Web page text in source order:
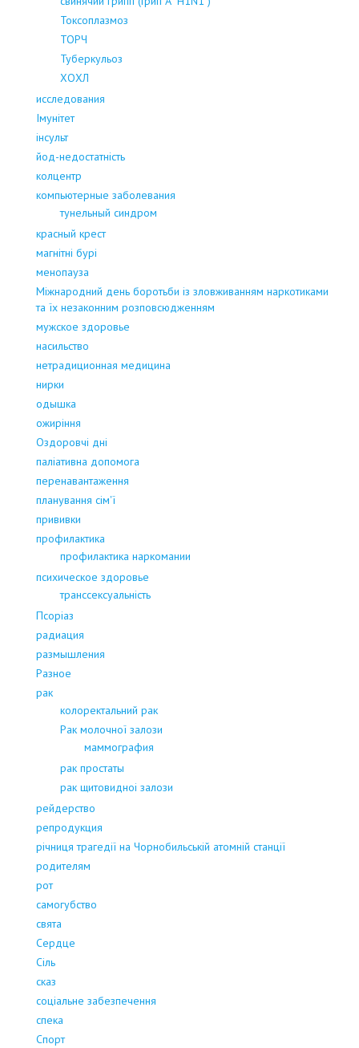
Токсоплазмоз
ТОРЧ
Туберкульоз
ХОХЛ
исследования
Імунітет
інсульт
йод-недостатність
колцентр
компьютерные заболевания
тунельный синдром
красный крест
магнітні бурі
менопауза
Міжнародний день боротьби із зловживанням наркотиками
та їх незаконним розповсюдженням
мужское здоровье
насильство
нетрадиционная медицина
нирки
одышка
ожиріння
Оздоровчі дні
паліативна допомога
перенавантаження
планування сім'ї
прививки
профилактика
профилактика наркомании
психическое здоровье
транссексуальність
Псоріаз
радиация
размышления
Разное
рак
колоректальний рак
Рак молочної залози
маммография
рак простаты
рак щитовидноі залози
рейдерство
репродукция
річниця трагедії на Чорнобильській атомній станції
родителям
рот
самогубство
свята
Сердце
Сіль
сказ
соціальне забезпечення
спека
Спорт